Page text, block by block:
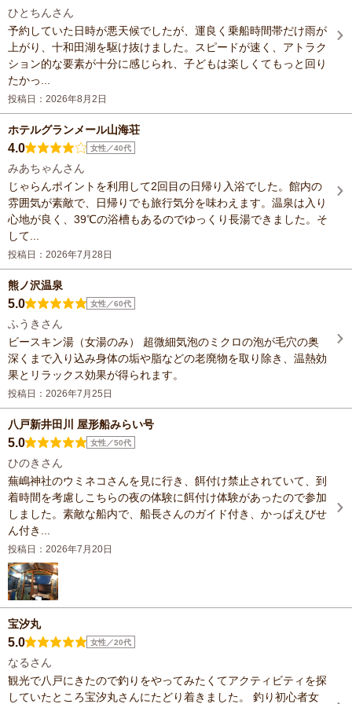
ひとちんさん
予約していた日時が悪天候でしたが、運良く乗船時間帯だけ雨が
上がり、十和田湖を駆け抜けました。スピードが速く、アトラク
ション的な要素が十分に感じられ、子どもは楽しくてもっと回り
たかっ...
投稿日：2026年8月2日
ホテルグランメール山海荘
4.0 女性／40代
みあちゃんさん
じゃらんポイントを利用して2回目の日帰り入浴でした。館内の
雰囲気が素敵で、日帰りでも旅行気分を味わえます。温泉は入り
心地が良く、39℃の浴槽もあるのでゆっくり長湯できました。そ
して...
投稿日：2026年7月28日
熊ノ沢温泉
5.0 女性／60代
ふうきさん
ビースキン湯（女湯のみ） 超微細気泡のミクロの泡が毛穴の奥
深くまで入り込み身体の垢や脂などの老廃物を取り除き、温熱効
果とリラックス効果が得られます。
投稿日：2026年7月25日
八戸新井田川 屋形船みらい号
5.0 女性／50代
ひのきさん
蕪嶋神社のウミネコさんを見に行き、餌付け禁止されていて、到
着時間を考慮しこちらの夜の体験に餌付け体験があったので参加
しました。素敵な船内で、船長さんのガイド付き、かっぱえびせ
ん付き...
投稿日：2026年7月20日
宝汐丸
5.0 女性／20代
なるさん
観光で八戸にきたので釣りをやってみたくてアクティビティを探
していたところ宝汐丸さんにたどり着きました。 釣り初心者女